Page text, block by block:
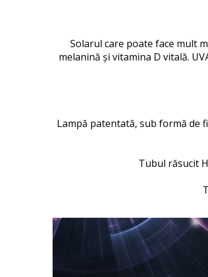
Solarul care poate face mult
melanină și vitamina D vitală.
Lampă patentată, sub formă de
Tubul răsucit